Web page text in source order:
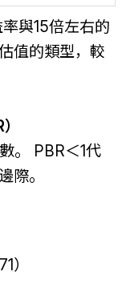
與15倍左右的
值的類型，較
。 PBR＜1代
際。
）